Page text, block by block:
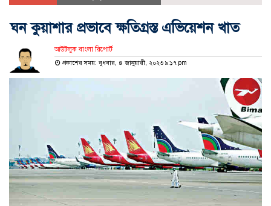
ঘন কুয়াশার প্রভাবে ক্ষতিগ্রস্ত এভিয়েশন খাত
আউটলুক বাংলা রিপোর্ট
প্রকাশের সময়: বুধবার, ৪ জানুয়ারী, ২০২৩ ৯:১৭ pm